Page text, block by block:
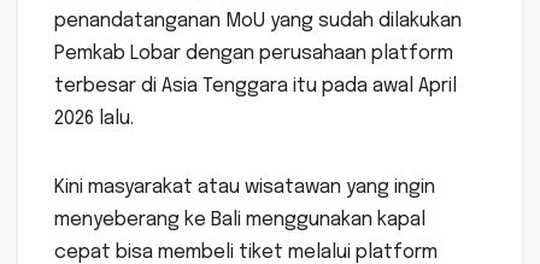
penandatanganan MoU yang sudah dilakukan
Pemkab Lobar dengan perusahaan platform
terbesar di Asia Tenggara itu pada awal April
2026 lalu.
Kini masyarakat atau wisatawan yang ingin
menyeberang ke Bali menggunakan kapal
cepat bisa membeli tiket melalui platform